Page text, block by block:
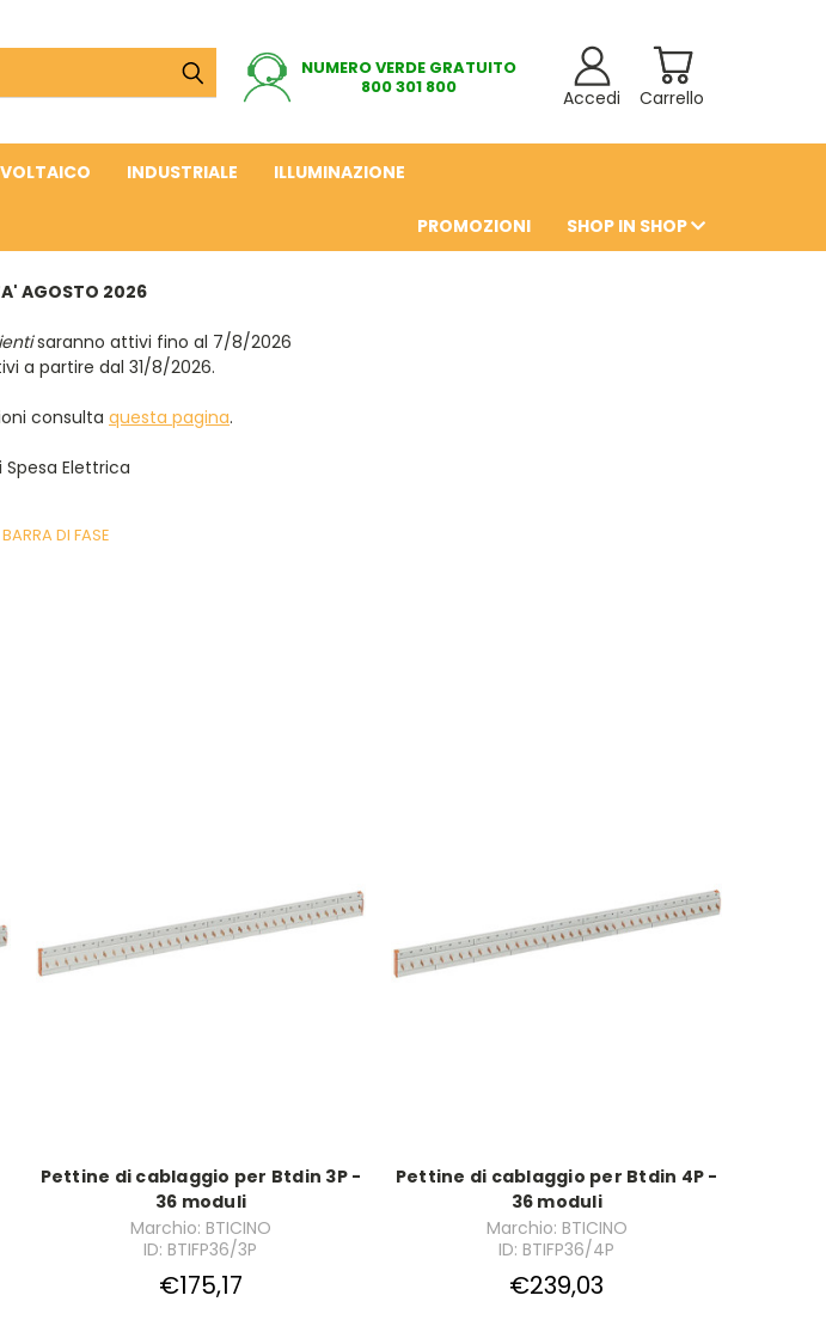
NUMERO VERDE GRATUITO
800 301 800
Carrello
Accedi
INDUSTRIALE ILLUMINAZIONE
PROMOZIONI SHOP IN SHOP
AGOSTO 2026
saranno attivi fino al 7/8/2026
a partire dal 31/8/2026.
consulta questa pagina.
Spesa Elettrica
BARRA DI FASE
Pettine di cablaggio per Btdin 3P -
36 moduli
Marchio: BTICINO
ID: BTIFP36/3P
€175,17
Pettine di cablaggio per Btdin 4P -
36 moduli
Marchio: BTICINO
ID: BTIFP36/4P
€239,03